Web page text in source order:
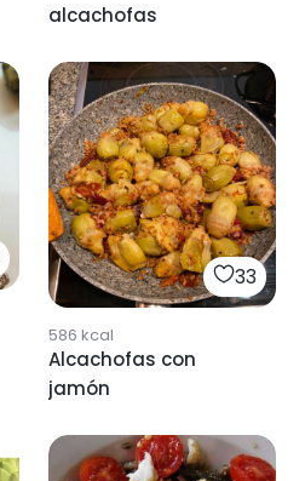
alcachofas
33
586 kcal
Alcachofas con
jamón